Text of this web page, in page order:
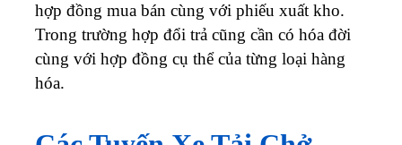
hợp đồng mua bán cùng với phiếu xuất kho.
Trong trường hợp đổi trả cũng cần có hóa đời
cùng với hợp đồng cụ thể của từng loại hàng
hóa.